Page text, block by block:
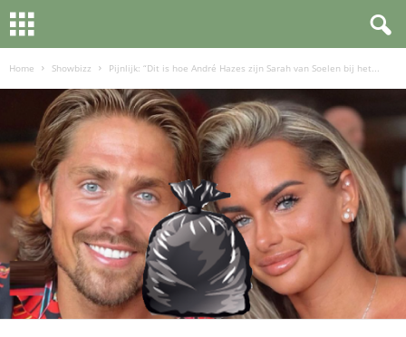
Home Showbizz Pijnlijk: “Dit is hoe André Hazes zijn Sarah van Soelen bij het...